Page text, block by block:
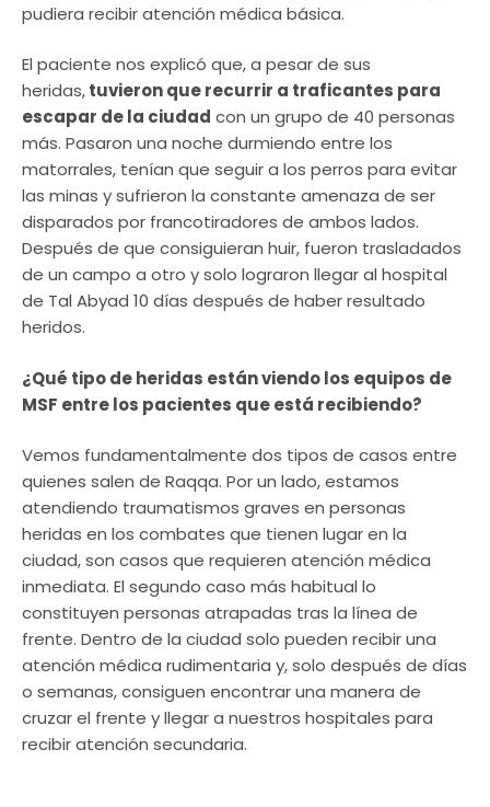
pudiera recibir atención médica básica.
El paciente nos explicó que, a pesar de sus
heridas,tuvieron que recurrir a traficantes para
escapar de la ciudad con un grupo de 40 personas
más. Pasaron una noche durmiendo entre los
matorrales, tenían que seguir a los perros para evitar
las minas y sufrieron la constante amenaza de ser
disparados por francotiradores de ambos lados.
Después de que consiguieran huir, fueron trasladados
de un campo a otro y solo lograron llegar al hospital
de Tal Abyad 10 días después de haber resultado
heridos.
¿Qué tipo de heridas están viendo los equipos de
MSF entre los pacientes que está recibiendo?
Vemos fundamentalmente dos tipos de casos entre
quienes salen de Raqqa. Por un lado, estamos
atendiendo traumatismos graves en personas
heridas en los combates que tienen lugar en la
ciudad, son casos que requieren atención médica
inmediata. El segundo caso más habitual lo
constituyen personas atrapadas tras la línea de
frente. Dentro de la ciudad solo pueden recibir una
atención médica rudimentaria y, solo después de días
o semanas, consiguen encontrar una manera de
cruzar el frente y llegar a nuestros hospitales para
recibir atención secundaria.